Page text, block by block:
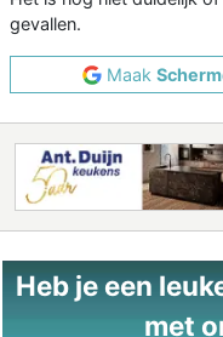
gevallen.
Maak
Heb je een
met